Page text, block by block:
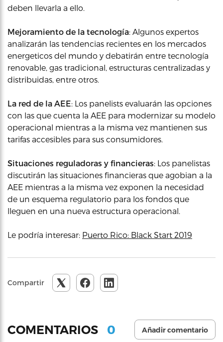
deben llevarla a ello.
Mejoramiento de la tecnología: Algunos expertos
analizarán las tendencias recientes en los mercados
energeticos del mundo y debatirán entre tecnología
renovable, gas tradicional, estructuras centralizadas y
distribuidas, entre otros.
La red de la AEE: Los panelists evaluarán las opciones
con las que cuenta la AEE para modernizar su modelo
operacional mientras a la misma vez mantienen sus
tarifas accesibles para sus consumidores.
Situaciones reguladoras y financieras: Los panelistas
discutirán las situaciones financieras que agobian a la
AEE mientras a la misma vez exponen la necesidad
de un esquema regulatorio para los fondos que
lleguen en una nueva estructura operacional.
Le podría interesar: Puerto Rico: Black Start 2019
Compartir
COMENTARIOS 0 Añadir comentario